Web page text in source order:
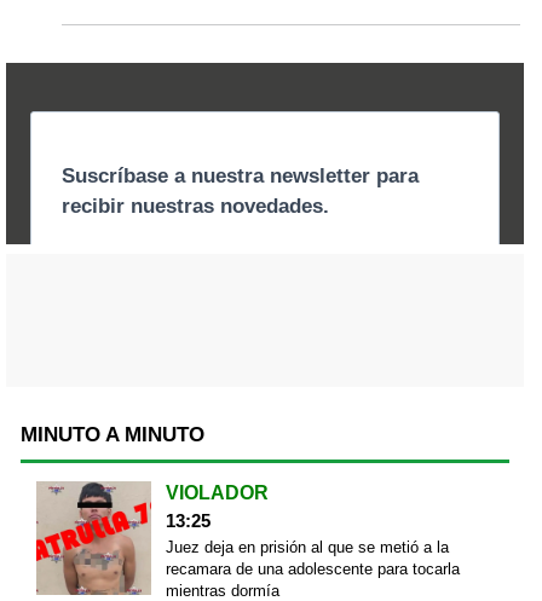
MINUTO A MINUTO
VIOLADOR
13:25
Juez deja en prisión al que se metió a la
recamara de una adolescente para tocarla
mientras dormía